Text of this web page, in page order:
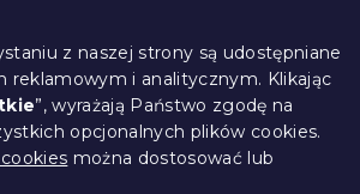
z naszej strony są udostępniane
reklamowym i analitycznym. Klikając
”, wyrażają Państwo zgodę na
opcjonalnych plików cookies.
można dostosować lub
y
towarów
osobowych